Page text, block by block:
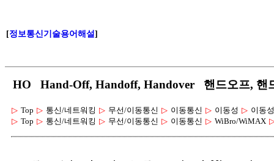
[정보통신기술용어해설]
HO Hand-Off, Handoff, Handover 핸드오프, 핸
▷ Top ▷ 통신/네트워킹 ▷ 무선/이동통신 ▷ 이동통신 ▷ 이동성 ▷ 이동
▷ Top ▷ 통신/네트워킹 ▷ 무선/이동통신 ▷ 이동통신 ▷ WiBro/WiMAX